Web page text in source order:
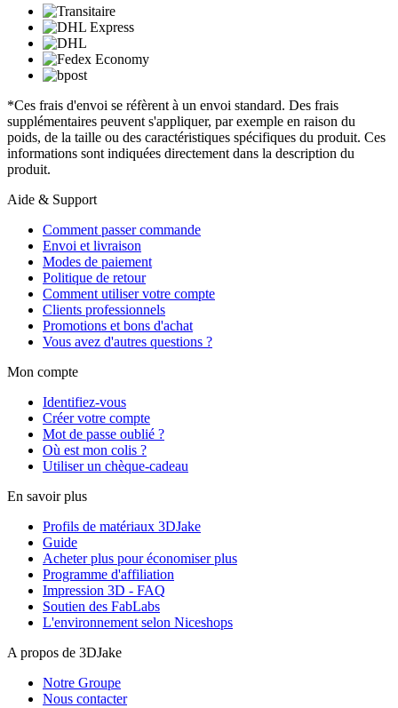
*Ces frais d'envoi se réfèrent à un envoi standard. Des frais
supplémentaires peuvent s'appliquer, par exemple en raison du
poids, de la taille ou des caractéristiques spécifiques du produit. Ces
informations sont indiquées directement dans la description du
produit.
Aide & Support
Comment passer commande
Envoi et livraison
Modes de paiement
Politique de retour
Comment utiliser votre compte
Clients professionnels
Promotions et bons d'achat
Vous avez d'autres questions ?
Mon compte
Identifiez-vous
Créer votre compte
Mot de passe oublié ?
Où est mon colis ?
Utiliser un chèque-cadeau
En savoir plus
Profils de matériaux 3DJake
Guide
Acheter plus pour économiser plus
Programme d'affiliation
Impression 3D - FAQ
Soutien des FabLabs
L'environnement selon Niceshops
A propos de 3DJake
Notre Groupe
Nous contacter